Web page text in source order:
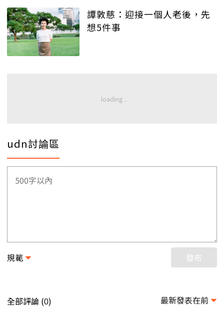
譚敦慈：迎接一個人老後，先
想5件事
udn討論區
規範 發布
全部評論 (0) 最新發表在前